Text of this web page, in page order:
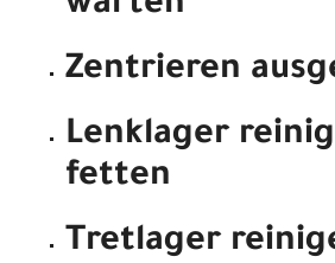
Zentrieren
Lenklager
fetten
Tretlager